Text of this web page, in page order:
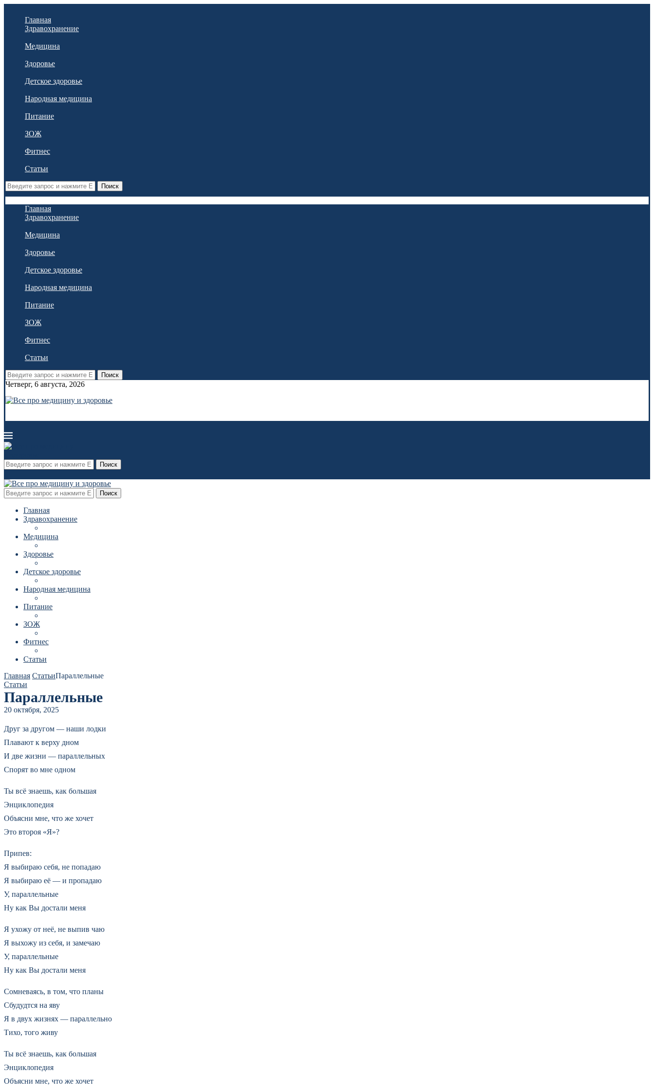
Главная
Здравохранение
Медицина
Здоровье
Детское здоровье
Народная медицина
Питание
ЗОЖ
Фитнес
Статьи
Поиск
Главная
Здравохранение
Медицина
Здоровье
Детское здоровье
Народная медицина
Питание
ЗОЖ
Фитнес
Статьи
Поиск
Четверг, 6 августа, 2026
Поиск
Поиск
Главная
Здравохранение
Медицина
Здоровье
Детское здоровье
Народная медицина
Питание
ЗОЖ
Фитнес
Статьи
Главная СтатьиПараллельные
Статьи
Параллельные
20 октября, 2025
Друг за другом — наши лодки
Плавают к верху дном
И две жизни — параллельных
Спорят во мне одном
Ты всё знаешь, как большая
Энциклопедия
Объясни мне, что же хочет
Это второя «Я»?
Припев:
Я выбираю себя, не попадаю
Я выбираю её — и пропадаю
У, параллельные
Ну как Вы достали меня
Я ухожу от неё, не выпив чаю
Я выхожу из себя, и замечаю
У, параллельные
Ну как Вы достали меня
Сомневаясь, в том, что планы
Сбудудтся на яву
Я в двух жизнях — параллельно
Тихо, того живу
Ты всё знаешь, как большая
Энциклопедия
Объясни мне, что же хочет